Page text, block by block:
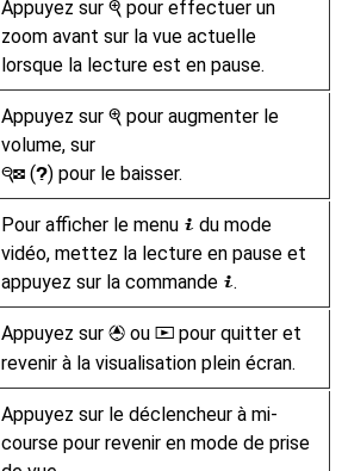
Appuyez sur X pour effectuer un
zoom avant sur la vue actuelle
lorsque la lecture est en pause.
Appuyez sur X pour augmenter le
volume, sur
W (Q) pour le baisser.
Pour afficher le menu i du mode
vidéo, mettez la lecture en pause et
appuyez sur la commande i.
Appuyez sur 1 ou K pour quitter et
revenir à la visualisation plein écran.
Appuyez sur le déclencheur à mi-
course pour revenir en mode de prise